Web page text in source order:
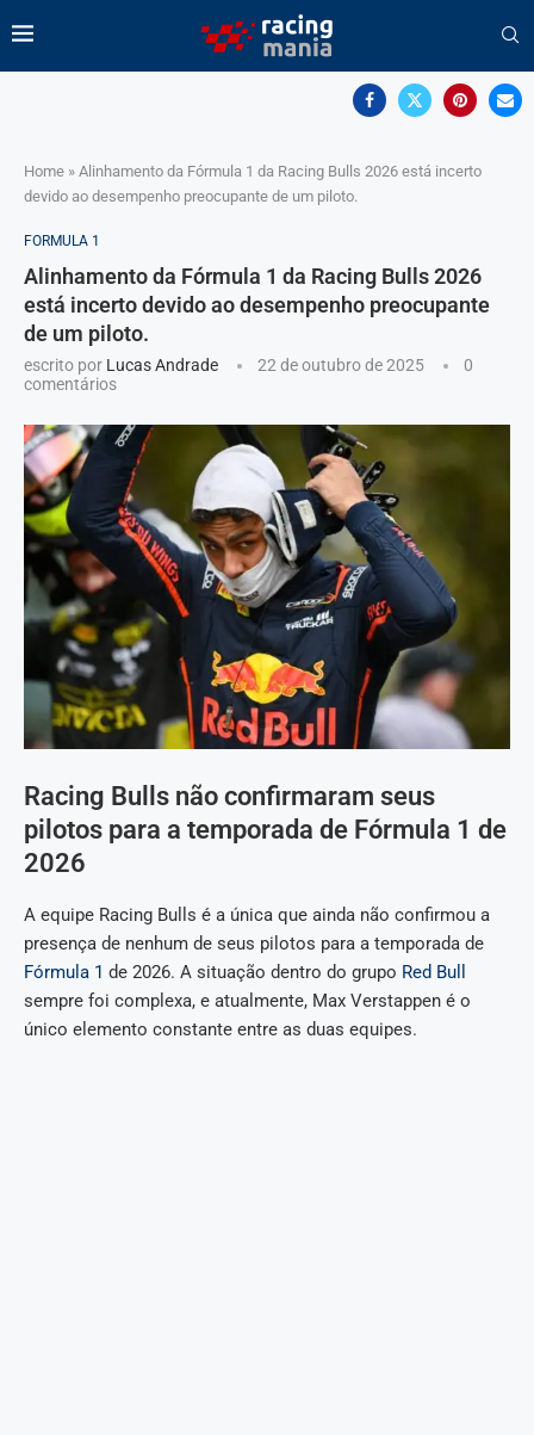
Home » Alinhamento da Fórmula 1 da Racing Bulls 2026 está incerto
devido ao desempenho preocupante de um piloto.
FORMULA 1
Alinhamento da Fórmula 1 da Racing Bulls 2026
está incerto devido ao desempenho preocupante
de um piloto.
escrito por Lucas Andrade 22 de outubro de 2025
0
comentários
Racing Bulls não confirmaram seus
pilotos para a temporada de Fórmula 1 de
2026
A equipe Racing Bulls é a única que ainda não confirmou a
presença de nenhum de seus pilotos para a temporada de
Fórmula 1 de 2026. A situação dentro do grupo Red Bull
sempre foi complexa, e atualmente, Max Verstappen é o
único elemento constante entre as duas equipes.